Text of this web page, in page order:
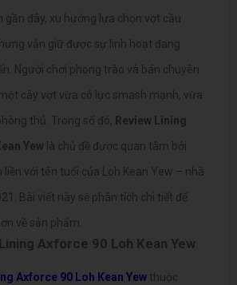
gần đây, xu hướng lựa chọn vợt cầu
vẫn giữ được sự linh hoạt đang
Người chơi phong trào và bán chuyên
cây vợt vừa có lực smash mạnh, vừa
thủ. Trong số đó, Review Lining
Yewlà chủ đề được quan tâm bởi
liền với tên tuổi của Loh Kean Yew – nhà
Bài viết này sẽ phân tích chi tiết để
về sản phẩm.
Axforce 90 Loh Kean Yew
Axforce 90 Loh Kean Yewthuộc